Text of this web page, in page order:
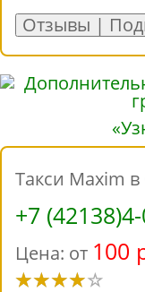
Отзывы |
Такси Maxim
+7
Цена: от 100